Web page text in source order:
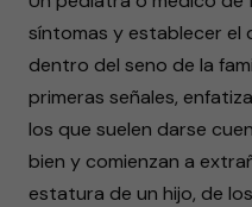
síntomas y establecer el
dentro del seno de la
primeras señales,
los que suelen darse
bien y comienzan a
estatura de un hijo, de